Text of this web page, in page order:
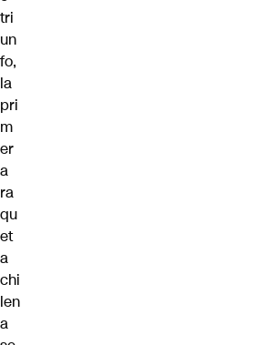
tri
un
fo,
la
pri
m
er
a
ra
qu
et
a
chi
len
a